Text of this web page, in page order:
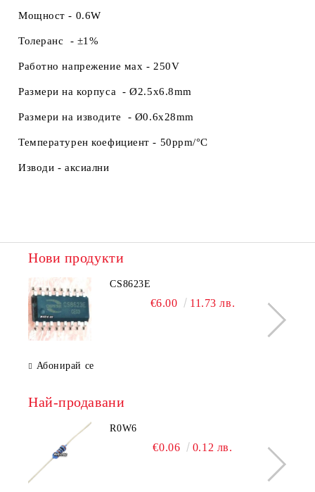
Мощност - 0.6W
Толеранс - ±1%
Работно напрежение маx - 250V
Размери на корпуса-Ø2.5x6.8mm
Размери на изводите - Ø0.6x28mm
Температурен коефициент - 50ppm/°C
Изводи -аксиални
Нови продукти
CS8623E
€6.00 11.73 лв.
Абонирай се
Най-продавани
R0W6
€0.06 0.12 лв.